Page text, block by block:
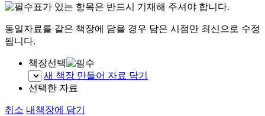
표가 있는 항목은 반드시 기재해 주셔야 합니다.
동일자료를 같은 책장에 담을 경우 담은 시점만 최신으로 수정
됩니다.
책장선택
새 책장 만들어 자료 담기
선택한 자료
취소 내책장에 담기